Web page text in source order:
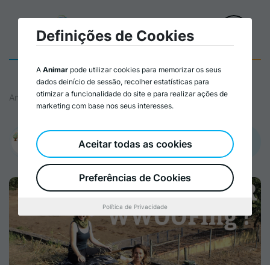
Animar
Promovido por:
WWOOF Portugal – Viver e aprender em Quintas biológicas em
Definições de Cookies
A Animar pode utilizar cookies para memorizar os seus
dados deinício de sessão, recolher estatísticas para
otimizar a funcionalidade do site e para realizar ações de
marketing com base nos seus interesses.
Preferências de Cookies
Aceitar todas as cookies
Política de Privacidade